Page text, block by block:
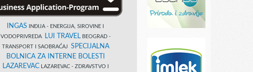
INGAS INĐIJA - ENERGIJA, SIROVINE I
VODOPRIVREDA
LUI TRAVELBEOGRAD -
TRANSPORT I SAOBRAĆAJ SPECIJALNA
BOLNICA ZA INTERNE BOLESTI
LAZAREVACLAZAREVAC - ZDRAVSTVO I